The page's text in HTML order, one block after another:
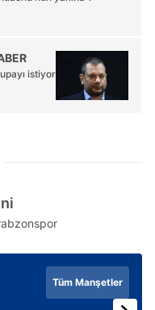
yer alan panel
Bilgilendirme
okumak ve sitemizde
çerezlerle ilgili bilgi
istiyor
Tüm Manşetler